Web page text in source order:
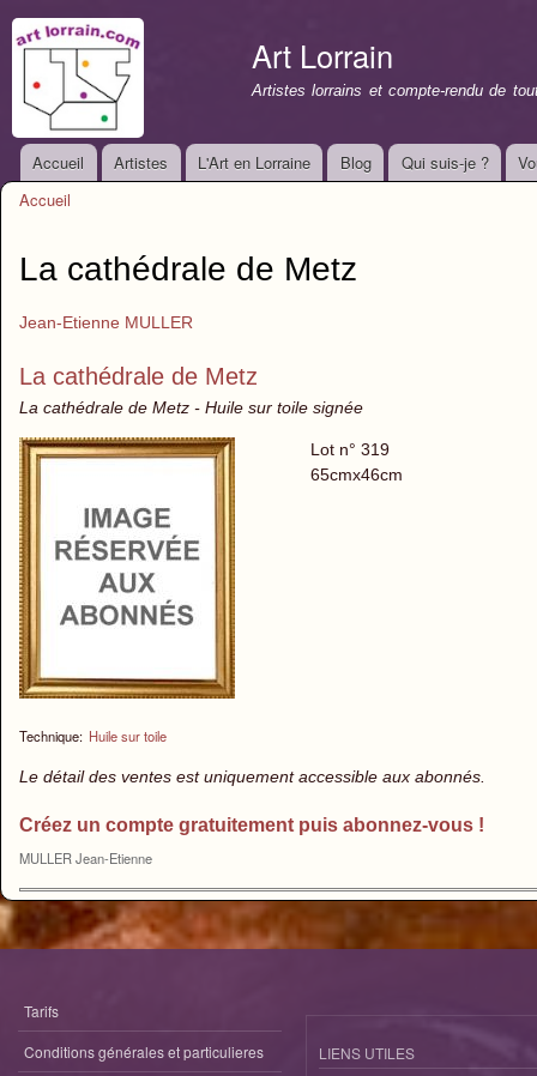
Art Lorrain
Artistes lorrains et compte-rendu de
Menu principal
Accueil Artistes L'Art en Lorraine Blog Qui suis-je ?
Accueil
La cathédrale de Metz
Jean-Etienne MULLER
La cathédrale de Metz
La cathédrale de Metz - Huile sur toile signée
Technique: Huile sur toile
Lot n° 319
65cmx46cm
Le détail des ventes est uniquement accessible aux abonnés.
Créez un compte gratuitement puis abonnez-vous !
MULLER Jean-Etienne
Tarifs
Conditions générales et particulieres
LIENS UTILES